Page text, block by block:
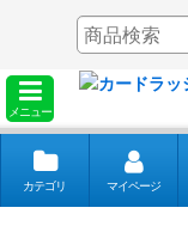
メニュー
カテゴリ マイページ